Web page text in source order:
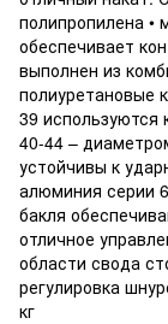
полипропилена •
обеспечивает
выполнен из
полиуретановые
39
40-44 –
устойчивы к
алюминия серии
бакля
отличное
области свода
регулировка
кг